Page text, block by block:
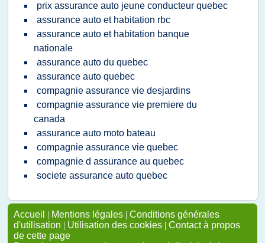
prix assurance auto jeune conducteur quebec
assurance auto et habitation rbc
assurance auto et habitation banque
nationale
assurance auto du quebec
assurance auto quebec
compagnie assurance vie desjardins
compagnie assurance vie premiere du
canada
assurance auto moto bateau
compagnie assurance vie quebec
compagnie d assurance au quebec
societe assurance auto quebec
Accueil | Mentions légales | Conditions générales
d'utilisation | Utilisation des cookies | Contact à propos
de cette page